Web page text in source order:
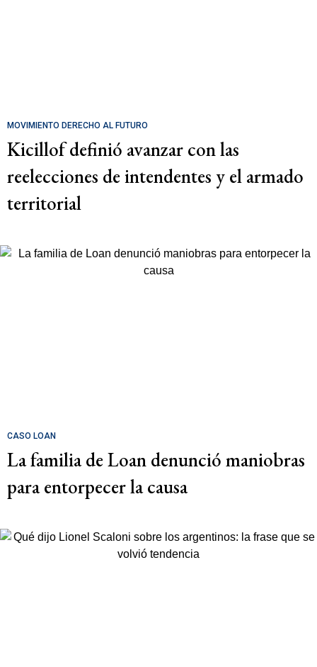
MOVIMIENTO DERECHO AL FUTURO
Kicillof definió avanzar con las
reelecciones de intendentes y el armado
territorial
CASO LOAN
La familia de Loan denunció maniobras
para entorpecer la causa